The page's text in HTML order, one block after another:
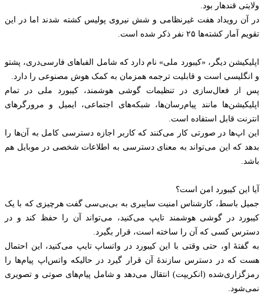
ولایتی قندهار بود.
در آن رویداد هفت غیرنظامی و شش نیروی پولیس کشته شدند اما در این
تقویم آمار کشته‌ها ۲۵ نفر ذکر شده است.
اپلیکیشن دیگر، «کیبورد ملی» نام دارد که شامل الفباهای فارسی‌دری، پشتو
و انگلیسی است و قابلیت ترجمه همزمان به کمک هوش مصنوعی را دارد.
پس از فعال‌سازی در تنظیمات گوشی هوشمند، کیبورد ملی در تمام
اپلیکیشن‌ها مانند پیام‌رسان‌ها، شبکه‌های اجتماعی، ایمیل و مرورگرهای
انترنت قابل استفاده است.
این اپ‌ها در صورتی کار می‌کنند که کاربر اجازه دسترسی کامل به آن‌ها را
بدهد که این می‌تواند به معنای دسترسی به اطلاعات شخصی در موبایل هم
باشد.
آیا این کیبورد امن است؟
جمیل باسط، کارشناس امنیت سایبری به بی‌بی‌سی گفت هرچیزی که با یک
کیبورد در گوشی هوشمند تایپ می‌کنید، می‌تواند آن را حفظ کند و در
دسترس کسی که آن را ساخته است، قرار بگیرد.
به گفتهٔ او، حتی وقتی با این کیبورد در واتساپ تایپ می‌کنید، این احتمال
هست که در دسترس سازندهٔ آن قرار گیرد در حالیکه واتس‌اپ پیام‌ها را
رمزگزاری‌شده (انکریپت) انتقال می‌دهد و شامل پیام‌های صوتی و تصویری
نمی‌شود.